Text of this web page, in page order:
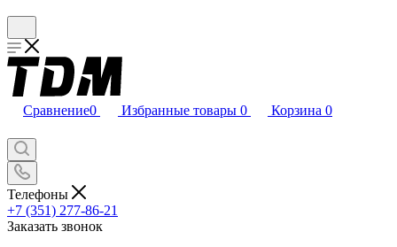
Сравнение0 Избранные товары 0 Корзина 0
Телефоны
+7 (351) 277-86-21
Заказать звонок